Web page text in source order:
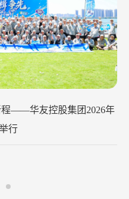
作会议在苏州召开